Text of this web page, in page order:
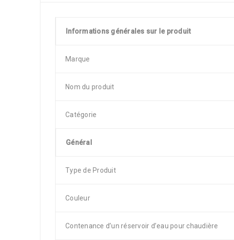
Informations générales sur le produit
Marque
Nom du produit
Catégorie
Général
Type de Produit
Couleur
Contenance d’un réservoir d’eau pour chaudière